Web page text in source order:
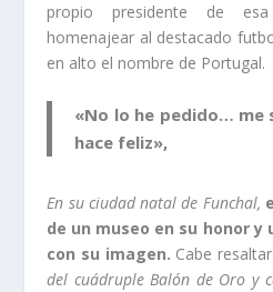
propio presidente de
homenajear al destacado
en alto el nombre de Portugal.
«No lo he pedido… me
hace feliz»,
En su ciudad natal de Funchal,
de un museo en su honor
con su imagen. Cabe
del cuádruple Balón de Oro y